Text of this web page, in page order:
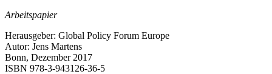
Arbeitspapier
Herausgeber: Global Policy Forum Europe
Autor: Jens Martens
Bonn, Dezember 2017
ISBN 978-3-943126-36-5